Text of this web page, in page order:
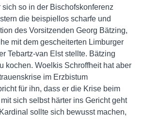
sich so in der Bischofskonferenz
die beispiellos scharfe und
des Vorsitzenden Georg Bätzing,
mit dem gescheiterten Limburger
Tebartz-van Elst stellte. Bätzing
kochen. Woelkis Schroffheit hat aber
im Erzbistum
für ihn, dass er die Krise beim
sich selbst härter ins Gericht geht
sollte sich bewusst machen,